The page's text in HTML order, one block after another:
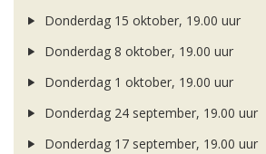
Donderdag 15 oktober, 19.00 uur
Donderdag 8 oktober, 19.00 uur
Donderdag 1 oktober, 19.00 uur
Donderdag 24 september, 19.00 uur
Donderdag 17 september, 19.00 uur